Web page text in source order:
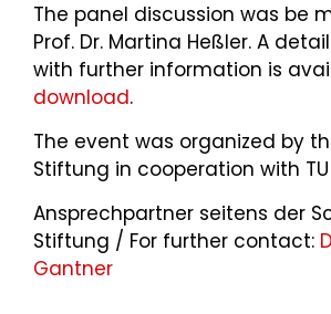
The panel discussion was be
Prof. Dr. Martina Heßler. A
with further information is
download.
The event was organized by
Stiftung in cooperation with
Ansprechpartner seitens der
Stiftung / For further contact:
Gantner